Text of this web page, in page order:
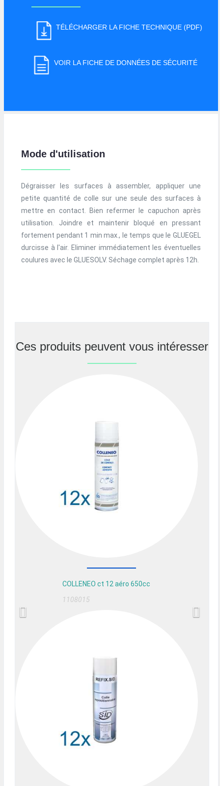
TÉLÉCHARGER LA FICHE TECHNIQUE (PDF)
VOIR LA FICHE DE DONNÉES DE SÉCURITÉ
Mode d'utilisation
Dégraisser les surfaces à assembler, appliquer une
petite quantité de colle sur une seule des surfaces à
mettre en contact. Bien refermer le capuchon après
utilisation. Joindre et maintenir bloqué en pressant
fortement pendant 1 min max., le temps que le GLUEGEL
durcisse à l'air. Eliminer immédiatement les éventuelles
coulures avec le GLUESOLV. Séchage complet après 12h.
Ces produits peuvent vous intéresser
COLLENEO ct 12 aéro 650cc
1108015